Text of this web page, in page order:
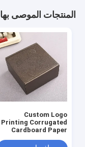
المنتجات الموصى بها
Custom Logo
Printing Corrugated
Cardboard Paper
Carton Shipping